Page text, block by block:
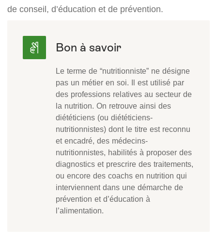
de conseil, d’éducation et de prévention.
Le terme de “nutritionniste” ne désigne
pas un métier en soi. Il est utilisé par
des professions relatives au secteur de
la nutrition. On retrouve ainsi des
diététiciens (ou diététiciens-
nutritionnistes) dont le titre est reconnu
et encadré, des médecins-
nutritionnistes, habilités à proposer des
diagnostics et prescrire des traitements,
ou encore des coachs en nutrition qui
interviennent dans une démarche de
prévention et d’éducation à
l’alimentation.